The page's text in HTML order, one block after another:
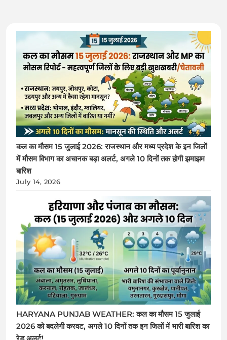
कल का मौसम 15 जुलाई 2026: राजस्थान और मध्य प्रदेश के इन जिलों
में मौसम विभाग का अचानक बड़ा अलर्ट, अगले 10 दिनों तक होगी झमाझम
बारिश
July 14, 2026
HARYANA PUNJAB WEATHER: कल का मौसम 15 जुलाई
2026 को बदलेगी करवट, अगले 10 दिनों तक इन जिलों में भारी बारिश का